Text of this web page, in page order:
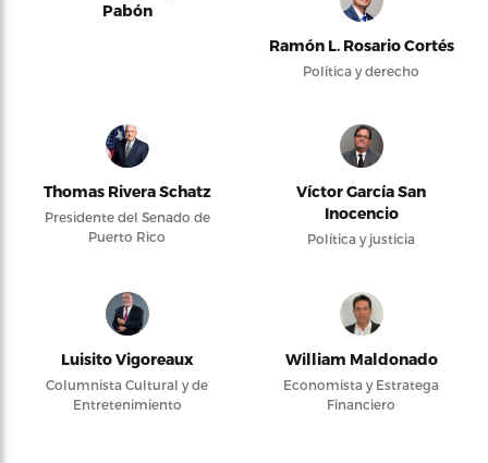
Pabón
Ramón L. Rosario Cortés
Política y derecho
Thomas Rivera Schatz
Presidente del Senado de
Puerto Rico
Víctor García San
Inocencio
Política y justicia
Luisito Vigoreaux
Columnista Cultural y de
Entretenimiento
William Maldonado
Economista y Estratega
Financiero